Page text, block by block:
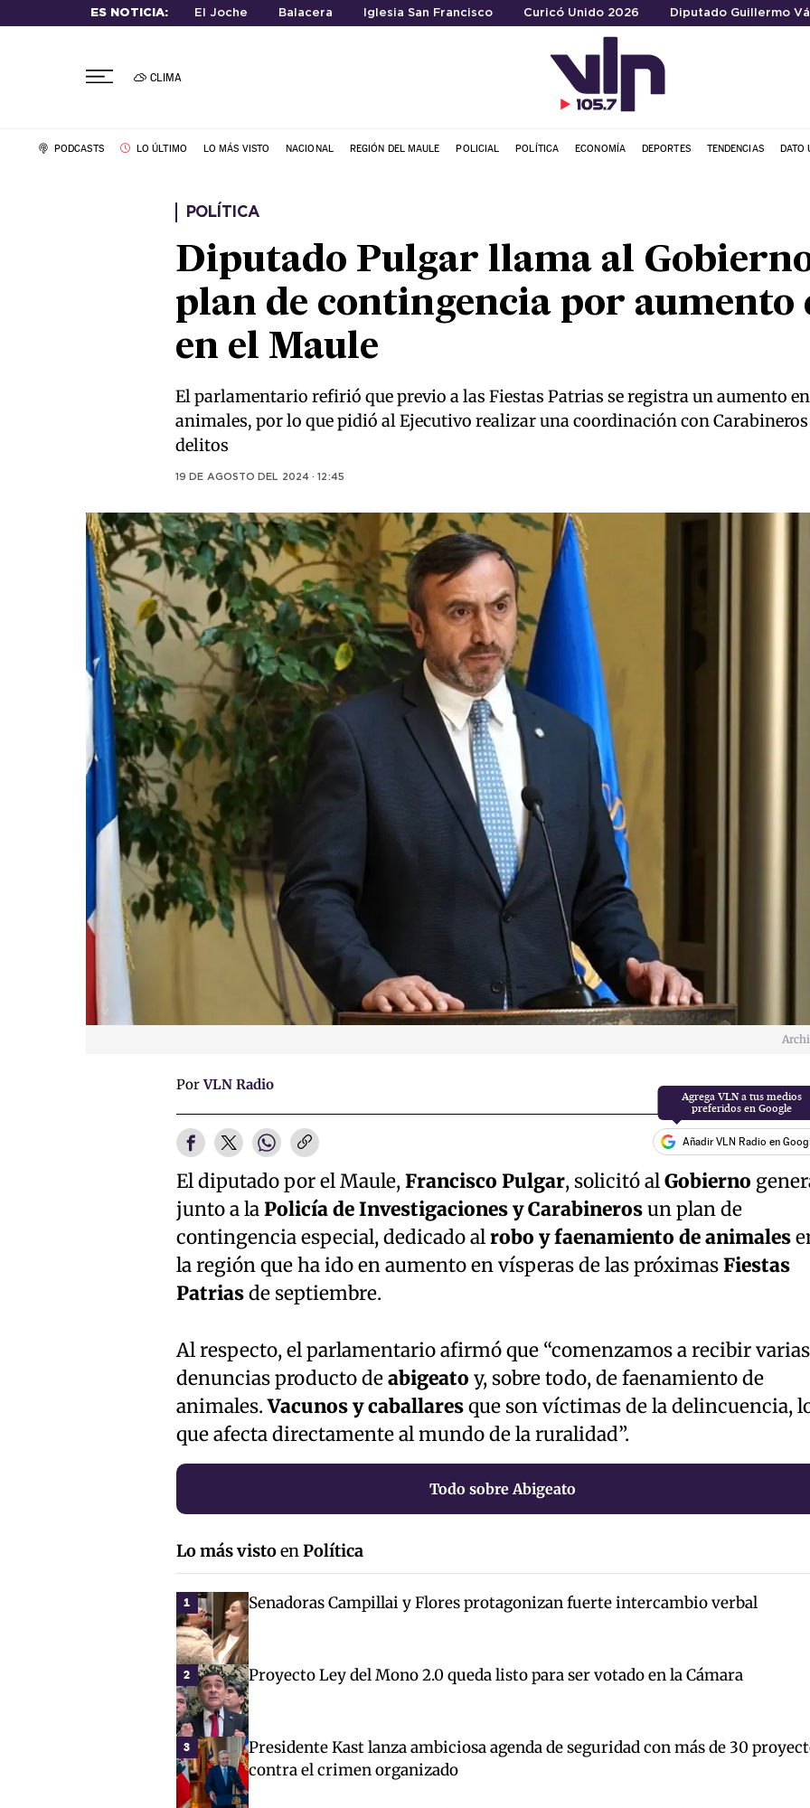
ES NOTICIA: El Joche Balacera Iglesia San Francisco Curicó Unido 2026 Diputado Guillermo
CLIMA
PODCASTS LO ÚLTIMO LO MÁS VISTO NACIONAL REGIÓN DEL MAULE POLICIAL POLÍTICA ECONOMÍA DEPORTES TENDENCIAS DATO
POLÍTICA
Diputado Pulgar llama al
plan de contingencia por aumento
en el Maule
El parlamentario refirió que previo a las Fiestas Patrias se registra un aumento
animales, por lo que pidió al Ejecutivo realizar una coordinación con
delitos
19 DE AGOSTO DEL 2024 · 12:45
PorVLN Radio
Añadir VLN Radio en
El diputado por el Maule,Francisco Pulgar, solicitó alGobierno
junto a laPolicía de Investigaciones y Carabinerosun plan de
contingencia especial, dedicado alrobo y faenamiento de animales
la región que ha ido en aumento en vísperas de las próximasFiestas
Patriasde septiembre.
Al respecto, el parlamentario afirmó que “comenzamos a recibir varias
denuncias producto deabigeato y, sobre todo, de faenamiento de
animales.Vacunos y caballaresque son víctimas de la delincuencia,
que afecta directamente al mundo de la ruralidad”.
Todo sobre Abigeato
Lo más vistoenPolítica
1 Senadoras Campillai y Flores protagonizan fuerte intercambio verbal
2 Proyecto Ley del Mono 2.0 queda listo para ser votado en la Cámara
3
Presidente Kast lanza ambiciosa agenda de seguridad con más de 30
contra el crimen organizado